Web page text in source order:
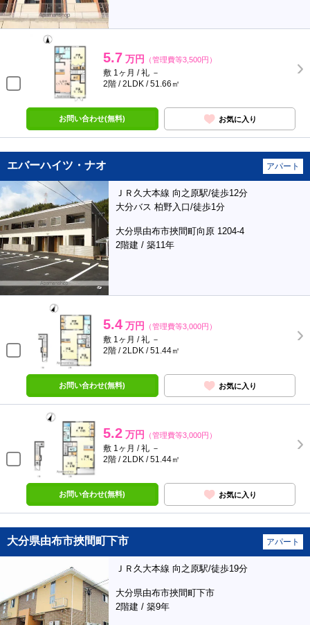
5.7 万円 （管理費等3,500円）
敷 1ヶ月 / 礼 －
2階 / 2LDK / 51.66㎡
お問い合わせ(無料) お気に入り
エバーハイツ・ナオ アパート
ＪＲ久大本線 向之原駅/徒歩12分
大分バス 柏野入口/徒歩1分
大分県由布市挾間町向原 1204-4
2階建 / 築11年
5.4 万円 （管理費等3,000円）
敷 1ヶ月 / 礼 －
2階 / 2LDK / 51.44㎡
お問い合わせ(無料) お気に入り
5.2 万円 （管理費等3,000円）
敷 1ヶ月 / 礼 －
2階 / 2LDK / 51.44㎡
お問い合わせ(無料) お気に入り
大分県由布市挾間町下市 アパート
ＪＲ久大本線 向之原駅/徒歩19分
大分県由布市挾間町下市
2階建 / 築9年